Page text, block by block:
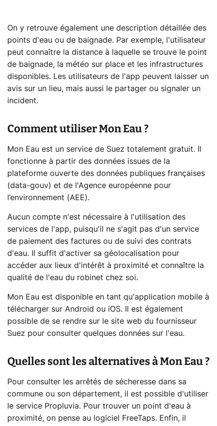
On y retrouve également une description détaillée des
points d'eau ou de baignade. Par exemple, l'utilisateur
peut connaître la distance à laquelle se trouve le point
de baignade, la météo sur place et les infrastructures
disponibles. Les utilisateurs de l'app peuvent laisser un
avis sur un lieu, mais aussi le partager ou signaler un
incident.
Comment utiliser Mon Eau ?
Mon Eau est un service de Suez totalement gratuit. Il
fonctionne à partir des données issues de la
plateforme ouverte des données publiques françaises
(data-gouv) et de l'Agence européenne pour
l’environnement (AEE).
Aucun compte n'est nécessaire à l'utilisation des
services de l'app, puisqu'il ne s'agit pas d'un service
de paiement des factures ou de suivi des contrats
d'eau. Il suffit d'activer sa géolocalisation pour
accéder aux lieux d'intérêt à proximité et connaître la
qualité de l'eau du robinet chez soi.
Mon Eau est disponible en tant qu'application mobile à
télécharger sur Android ou iOS. Il est également
possible de se rendre sur le site web du fournisseur
Suez pour consulter quelques données sur l'eau.
Quelles sont les alternatives à Mon Eau ?
Pour consulter les arrêtés de sécheresse dans sa
commune ou son département, il est possible d'utiliser
le service Propluvia. Pour trouver un point d'eau à
proximité, on pense au logiciel FreeTaps. Enfin, il